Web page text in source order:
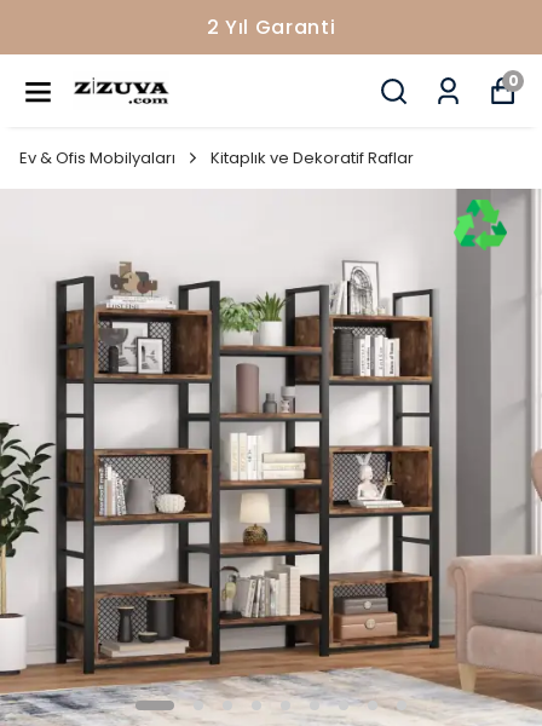
2 Yıl Garanti
0
Ev & Ofis Mobilyaları Kitaplık ve Dekoratif Raflar